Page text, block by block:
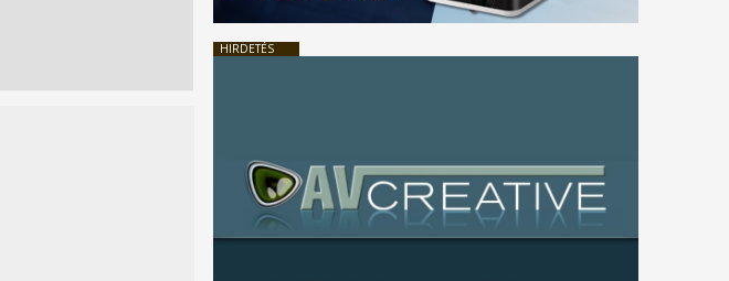
HIRDETÉS